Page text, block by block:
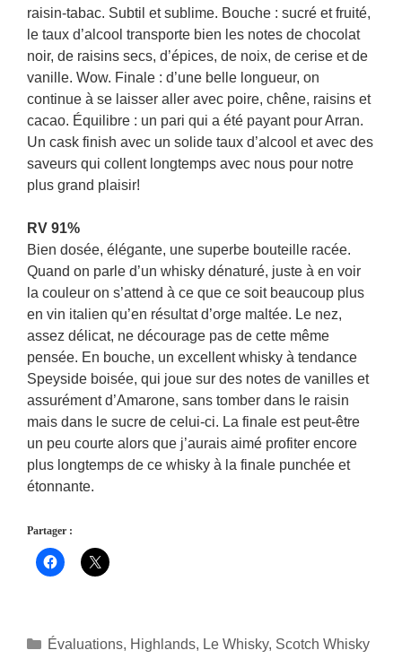
raisin-tabac. Subtil et sublime. Bouche : sucré et fruité,
le taux d’alcool transporte bien les notes de chocolat
noir, de raisins secs, d’épices, de noix, de cerise et de
vanille. Wow. Finale : d’une belle longueur, on
continue à se laisser aller avec poire, chêne, raisins et
cacao. Équilibre : un pari qui a été payant pour Arran.
Un cask finish avec un solide taux d’alcool et avec des
saveurs qui collent longtemps avec nous pour notre
plus grand plaisir!
RV 91%
Bien dosée, élégante, une superbe bouteille racée.
Quand on parle d’un whisky dénaturé, juste à en voir
la couleur on s’attend à ce que ce soit beaucoup plus
en vin italien qu’en résultat d’orge maltée. Le nez,
assez délicat, ne décourage pas de cette même
pensée. En bouche, un excellent whisky à tendance
Speyside boisée, qui joue sur des notes de vanilles et
assurément d’Amarone, sans tomber dans le raisin
mais dans le sucre de celui-ci. La finale est peut-être
un peu courte alors que j’aurais aimé profiter encore
plus longtemps de ce whisky à la finale punchée et
étonnante.
Partager :
Catégories
Évaluations, Highlands, Le Whisky, Scotch Whisky